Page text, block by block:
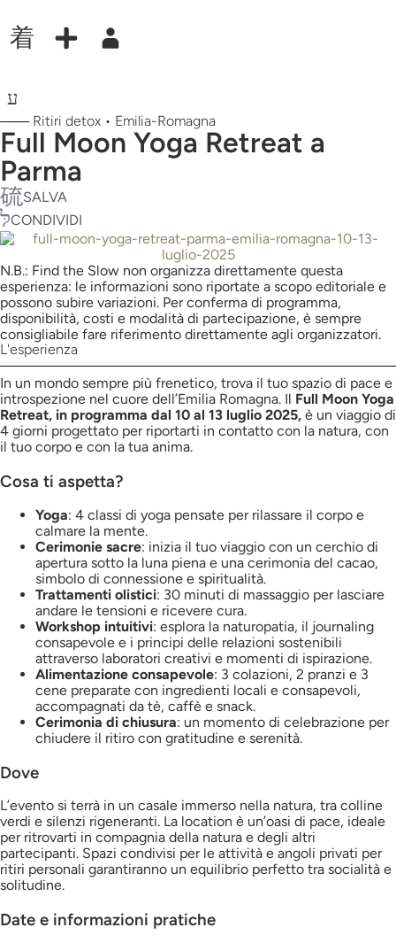
─── Ritiri detox • Emilia-Romagna
Full Moon Yoga Retreat a
Parma
SALVA
CONDIVIDI
N.B.: Find the Slow non organizza direttamente questa
esperienza: le informazioni sono riportate a scopo editoriale e
possono subire variazioni. Per conferma di programma,
disponibilità, costi e modalità di partecipazione, è sempre
consigliabile fare riferimento direttamente agli organizzatori.
L'esperienza
In un mondo sempre più frenetico, trova il tuo spazio di pace e
introspezione nel cuore dell’Emilia Romagna. Il Full Moon Yoga
Retreat, in programma dal 10 al 13 luglio 2025, è un viaggio di
4 giorni progettato per riportarti in contatto con la natura, con
il tuo corpo e con la tua anima.
Cosa ti aspetta?
Yoga: 4 classi di yoga pensate per rilassare il corpo e
calmare la mente.
Cerimonie sacre: inizia il tuo viaggio con un cerchio di
apertura sotto la luna piena e una cerimonia del cacao,
simbolo di connessione e spiritualità.
Trattamenti olistici: 30 minuti di massaggio per lasciare
andare le tensioni e ricevere cura.
Workshop intuitivi: esplora la naturopatia, il journaling
consapevole e i principi delle relazioni sostenibili
attraverso laboratori creativi e momenti di ispirazione.
Alimentazione consapevole: 3 colazioni, 2 pranzi e 3
cene preparate con ingredienti locali e consapevoli,
accompagnati da tè, caffè e snack.
Cerimonia di chiusura: un momento di celebrazione per
chiudere il ritiro con gratitudine e serenità.
Dove
L’evento si terrà in un casale immerso nella natura, tra colline
verdi e silenzi rigeneranti. La location è un’oasi di pace, ideale
per ritrovarti in compagnia della natura e degli altri
partecipanti. Spazi condivisi per le attività e angoli privati per
ritiri personali garantiranno un equilibrio perfetto tra socialità e
solitudine.
Date e informazioni pratiche